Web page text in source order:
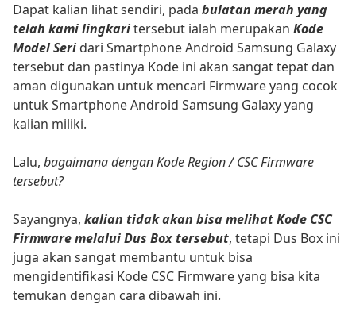
Dapat kalian lihat sendiri, pada bulatan merah yang
telah kami lingkaritersebut ialah merupakan Kode
Model Seri dari Smartphone Android Samsung Galaxy
tersebut dan pastinya Kode ini akan sangat tepat dan
aman digunakan untuk mencari Firmware yang cocok
untuk Smartphone Android Samsung Galaxy yang
kalian miliki.
Lalu, bagaimana dengan Kode Region / CSC Firmware
tersebut?
Sayangnya, kalian tidak akan bisa melihat Kode CSC
Firmware melalui Dus Box tersebut, tetapi Dus Box ini
juga akan sangat membantu untuk bisa
mengidentifikasi Kode CSC Firmware yang bisa kita
temukan dengan cara dibawah ini.